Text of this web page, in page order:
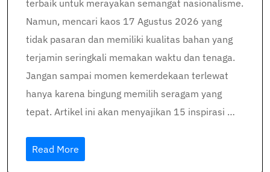
terbaik untuk merayakan semangat nasionalisme.
Namun, mencari kaos 17 Agustus 2026 yang
tidak pasaran dan memiliki kualitas bahan yang
terjamin seringkali memakan waktu dan tenaga.
Jangan sampai momen kemerdekaan terlewat
hanya karena bingung memilih seragam yang
tepat. Artikel ini akan menyajikan 15 inspirasi …
Read More